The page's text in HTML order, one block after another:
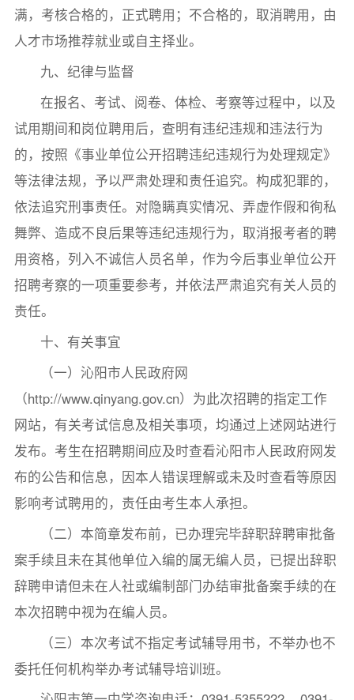
满，考核合格的，正式聘用；不合格的，取消聘用，由
人才市场推荐就业或自主择业。
九、纪律与监督
在报名、考试、阅卷、体检、考察等过程中，以及
试用期间和岗位聘用后，查明有违纪违规和违法行为
的，按照《事业单位公开招聘违纪违规行为处理规定》
等法律法规，予以严肃处理和责任追究。构成犯罪的，
依法追究刑事责任。对隐瞒真实情况、弄虚作假和徇私
舞弊、造成不良后果等违纪违规行为，取消报考者的聘
用资格，列入不诚信人员名单，作为今后事业单位公开
招聘考察的一项重要参考，并依法严肃追究有关人员的
责任。
十、有关事宜
（一）沁阳市人民政府网
（http://www.qinyang.gov.cn）为此次招聘的指定工作
网站，有关考试信息及相关事项，均通过上述网站进行
发布。考生在招聘期间应及时查看沁阳市人民政府网发
布的公告和信息，因本人错误理解或未及时查看等原因
影响考试聘用的，责任由考生本人承担。
（二）本简章发布前，已办理完毕辞职辞聘审批备
案手续且未在其他单位入编的属无编人员，已提出辞职
辞聘申请但未在人社或编制部门办结审批备案手续的在
本次招聘中视为在编人员。
（三）本次考试不指定考试辅导用书，不举办也不
委托任何机构举办考试辅导培训班。